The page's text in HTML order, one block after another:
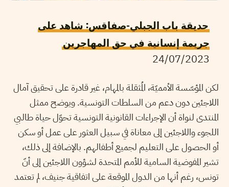
حديقة باب الجبلي-صفاقس: شاهد على
جريمة إنسانية في حق المهاجرين
24/07/2023
لكن المؤسّسة الأمميّة، المُثقلة بالمهام، غير قادرة على تحقيق آمال
اللاجئين دون دعم من السلطات التونسية. ويوضح ممثل
المنتدى لنواة أن الإجراءات القانونية التونسية تحوّل حياة طالبي
اللجوء واللاجئين إلى معاناة في سبيل العثور على عمل أو سكن
أو الحصول على التعليم لجميع أطفالهم. بالإضافة إلى ذلك،
تشير المفوضية السامية للأمم المتحدة لشؤون اللاجئين إلى أنّ
تونس، رغم أنها من الدول الموقعة على اتفاقية جنيف، لم تعتمد